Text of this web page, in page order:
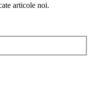
articole noi.